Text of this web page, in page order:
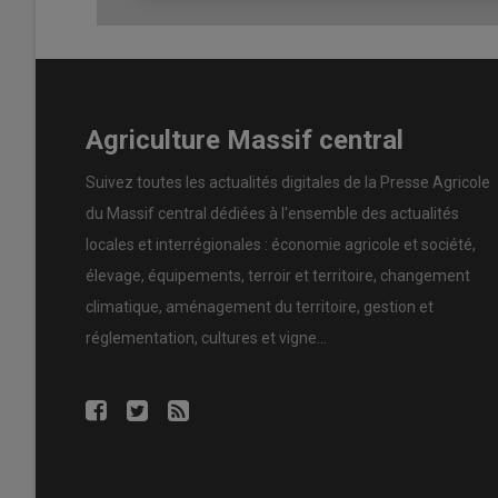
Inacceptable que chacun fasse
Il n’est plus acceptable que chacun « fasse sa science
Il ne faut pas se tromper de combat. Continuer dans
Le sanitaire n’est pas un choix
Agriculture Massif central
Suivez toutes les actualités digitales de la Presse Agricole
du Massif central dédiées à l'ensemble des actualités
locales et interrégionales : économie agricole et société,
élevage, équipements, terroir et territoire, changement
climatique, aménagement du territoire, gestion et
réglementation, cultures et vigne...